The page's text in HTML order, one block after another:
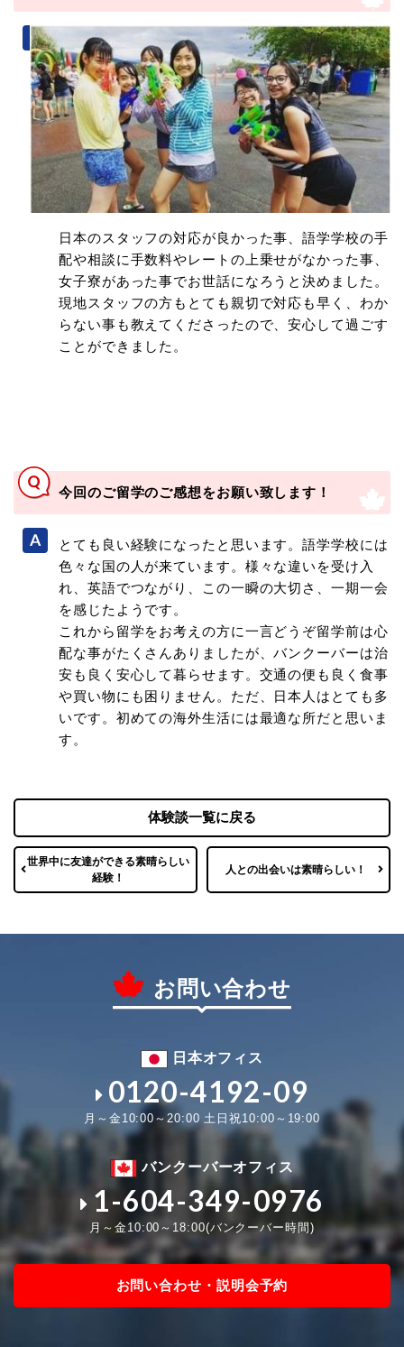
日本のスタッフの対応が良かった事、語学学校の手
配や相談に手数料やレートの上乗せがなかった事、
女子寮があった事でお世話になろうと決めました。
現地スタッフの方もとても親切で対応も早く、わか
らない事も教えてくださったので、安心して過ごす
ことができました。
今回のご留学のご感想をお願い致します！
とても良い経験になったと思います。語学学校には
色々な国の人が来ています。様々な違いを受け入
れ、英語でつながり、この一瞬の大切さ、一期一会
を感じたようです。
これから留学をお考えの方に一言どうぞ留学前は心
配な事がたくさんありましたが、バンクーバーは治
安も良く安心して暮らせます。交通の便も良く食事
や買い物にも困りません。ただ、日本人はとても多
いです。初めての海外生活には最適な所だと思いま
す。
世界中に友達ができる素晴らしい
経験！
体験談一覧に戻る
人との出会いは素晴らしい！
お問い合わせ
日本オフィス
0120-4192-09
月～金10:00～20:00 土日祝10:00～19:00
バンクーバーオフィス
1-604-349-0976
月～金10:00～18:00(バンクーバー時間)
お問い合わせ・説明会予約